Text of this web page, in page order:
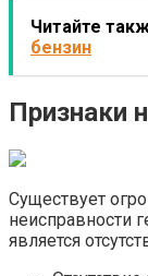
Читайте
бензин
Признаки
Существует
неисправности
является